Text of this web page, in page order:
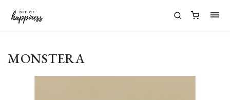
MONSTERA